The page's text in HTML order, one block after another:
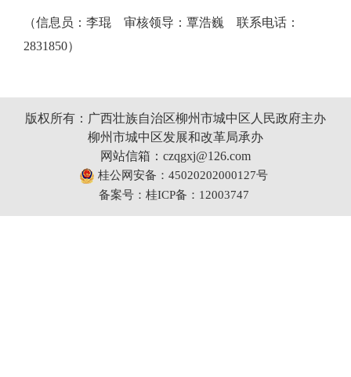
（信息员：李琨 审核领导：覃浩巍 联系电话：
2831850）
版权所有：广西壮族自治区柳州市城中区人民政府主办
柳州市城中区发展和改革局承办
网站信箱：czqgxj@126.com
桂公网安备：45020202000127号
备案号：桂ICP备：12003747